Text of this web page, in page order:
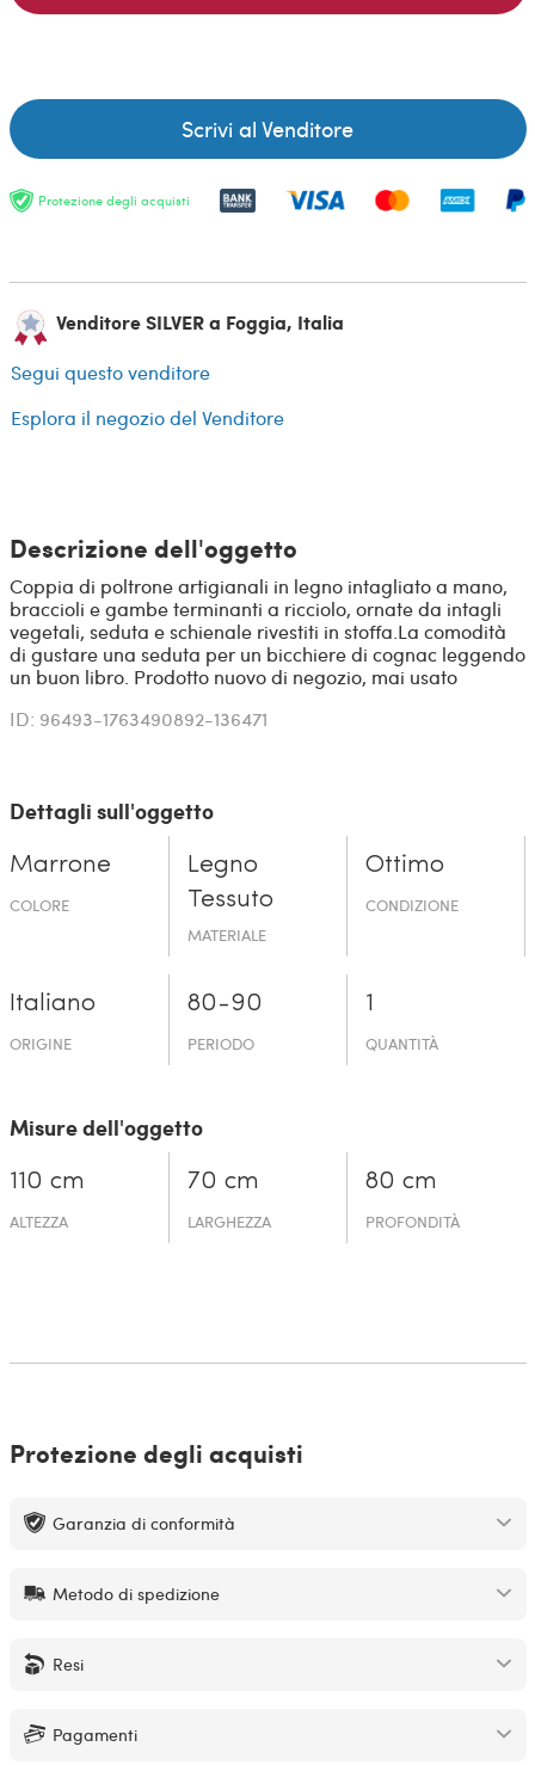
Scrivi al Venditore
Protezione degli acquisti
Venditore SILVER a Foggia, Italia
Segui questo venditore
Esplora il negozio del Venditore
Descrizione dell'oggetto
Coppia di poltrone artigianali in legno intagliato a mano,
braccioli e gambe terminanti a ricciolo, ornate da intagli
vegetali, seduta e schienale rivestiti in stoffa.La comodità
di gustare una seduta per un bicchiere di cognac leggendo
un buon libro. Prodotto nuovo di negozio, mai usato
ID: 96493-1763490892-136471
Dettagli sull'oggetto
Marrone
COLORE
Legno
Tessuto
MATERIALE
Ottimo
CONDIZIONE
Italiano
ORIGINE
80-90
PERIODO
1
QUANTITÀ
Misure dell'oggetto
110 cm
ALTEZZA
70 cm
LARGHEZZA
80 cm
PROFONDITÀ
Protezione degli acquisti
Garanzia di conformità
Metodo di spedizione
Resi
Pagamenti